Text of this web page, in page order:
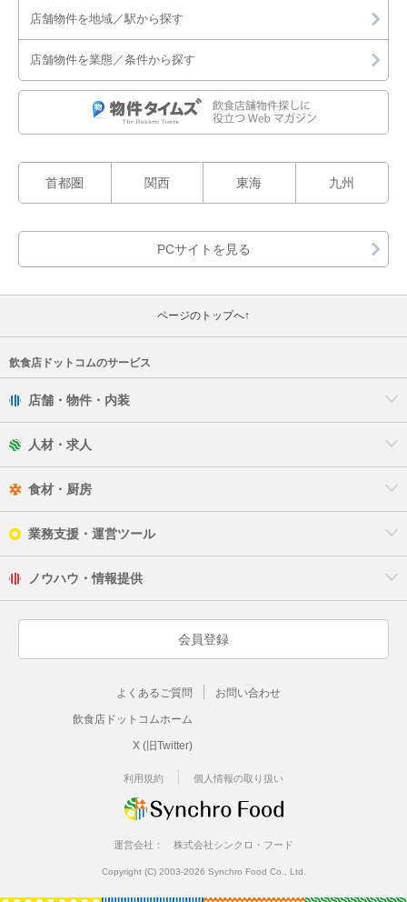
店舗物件を地域／駅から探す
店舗物件を業態／条件から探す
首都圏 関西 東海 九州
ページのトップへ↑
飲食店ドットコムのサービス
店舗・物件・内装
人材・求人
食材・厨房
業務支援・運営ツール
ノウハウ・情報提供
会員登録
よくあるご質問 お問い合わせ
飲食店ドットコムホーム
X (旧Twitter)
利用規約 個人情報の取り扱い
運営会社： 株式会社シンクロ・フード
Copyright (C) 2003-2026 Synchro Food Co., Ltd.